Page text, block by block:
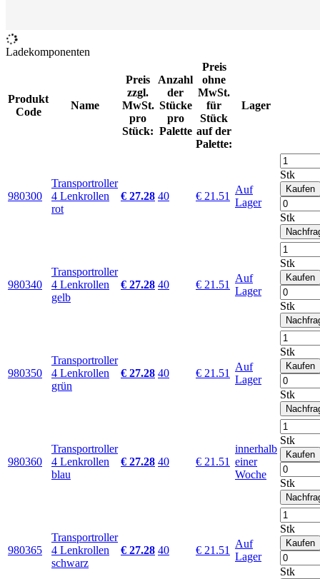
Ladekomponenten
Produkt
Code
Name
Preis
zzgl.
MwSt.
pro
Stück:
Anzahl
der
Stücke
pro
Palette
Preis
ohne
MwSt.
für
Stück
auf der
Palette:
Lager
980300
Transportroller
4 Lenkrollen
rot
€ 27.28 40 € 21.51
Auf
Lager
Stk
Kaufen
Stk
980340
Transportroller
4 Lenkrollen
gelb
€ 27.28 40 € 21.51
Auf
Lager
Stk
Kaufen
Stk
980350
Transportroller
4 Lenkrollen
grün
€ 27.28 40 € 21.51
Auf
Lager
Stk
Kaufen
Stk
980360
Transportroller
4 Lenkrollen
blau
€ 27.28 40 € 21.51
innerhalb
einer
Woche
Stk
Kaufen
Stk
980365
Transportroller
4 Lenkrollen
schwarz
€ 27.28 40 € 21.51
Auf
Lager
Stk
Kaufen
Stk